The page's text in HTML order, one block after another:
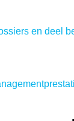
en deel